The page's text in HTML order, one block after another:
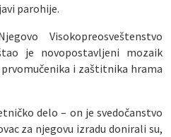
parohije.
Visokopreosveštenstvo
je novopostavljeni mozaik
i zaštitnika hrama
delo – on je svedočanstvo
za njegovu izradu donirali su,